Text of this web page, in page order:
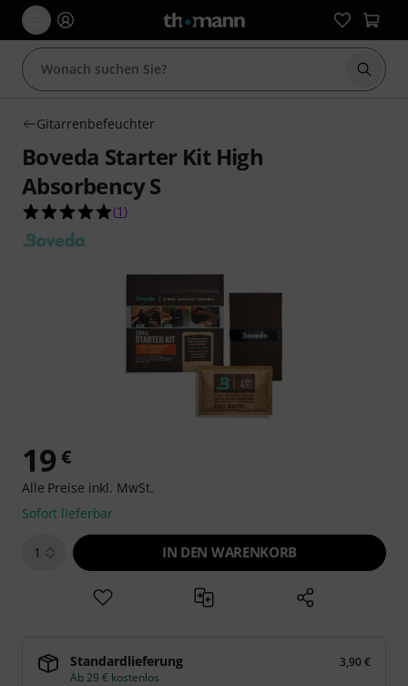
Suche
Gitarrenbefeuchter
Boveda Starter Kit High
Absorbency S
5.0 von 5 Sternen aus 1 Kundenbewertungen
(1 )
19 €
Alle Preise inkl. MwSt.
Sofort lieferbar
1 IN DEN WARENKORB
Standardlieferung
3,90 €
Ab 29 € kostenlos